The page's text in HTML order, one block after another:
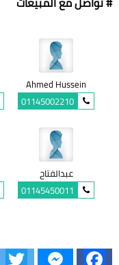
Ahmed Hussein
01145002210
عبدالفتاح
01145450011
Facebook
Messenger